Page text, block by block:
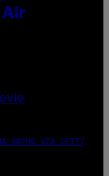
RAPHO VIA GETTY